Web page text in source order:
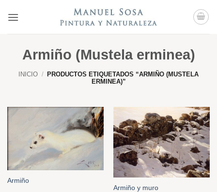
Armiño (Mustela erminea)
INICIO /
PRODUCTOS ETIQUETADOS “ARMIÑO (MUSTELA
ERMINEA)”
Armiño
Armiño y muro